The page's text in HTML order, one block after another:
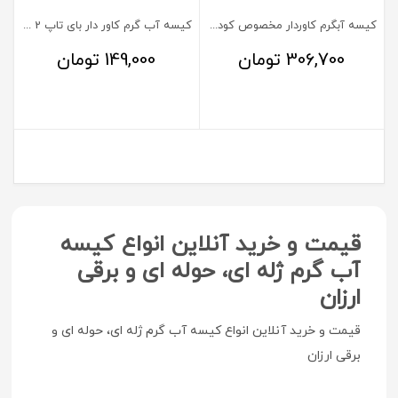
کیسه آبگرم کاوردار مخصوص کودکان ایزی لایف
306,700تومان
کیسه آب گرم کاور دار بای تاپ 2 لیتر
149,000 تومان
قیمت و خرید آنلاین انواع کیسه
آب گرم ژله ای، حوله ای و برقی
ارزان
قیمت و خرید آنلاین انواع کیسه آب گرم ژله ای، حوله ای و
برقی ارزان